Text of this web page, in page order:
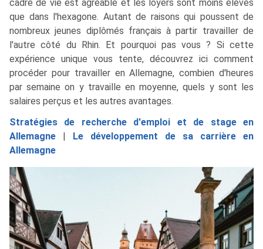
cadre de vie est agréable et les loyers sont moins élevés
que dans l'hexagone. Autant de raisons qui poussent de
nombreux jeunes diplômés français à partir travailler de
l'autre côté du Rhin. Et pourquoi pas vous ? Si cette
expérience unique vous tente, découvrez ici comment
procéder pour travailler en Allemagne, combien d'heures
par semaine on y travaille en moyenne, quels y sont les
salaires perçus et les autres avantages.
Stratégies de recherche d'emploi et de stage en
Allemagne | Le développement de sa carrière en
Allemagne